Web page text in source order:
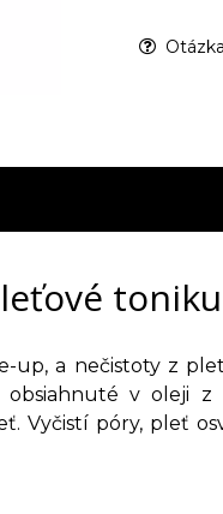
up, a nečistoty z
v oleji
Vyčistí póry, pleť